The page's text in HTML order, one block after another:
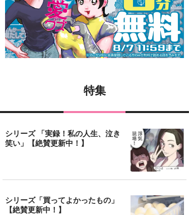
特集
シリーズ 「実録！私の人生、泣き
笑い」【絶賛更新中！】
シリーズ「買ってよかったもの」
【絶賛更新中！】